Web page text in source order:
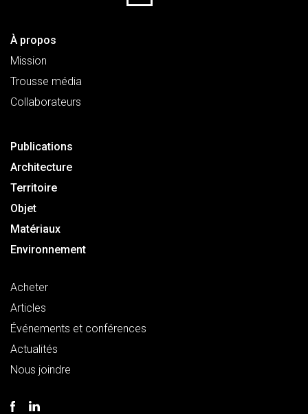
À propos
Mission
Trousse média
Collaborateurs
Publications
Architecture
Territoire
Objet
Matériaux
Environnement
Acheter
Articles
Événements et conférences
Actualités
Nous joindre